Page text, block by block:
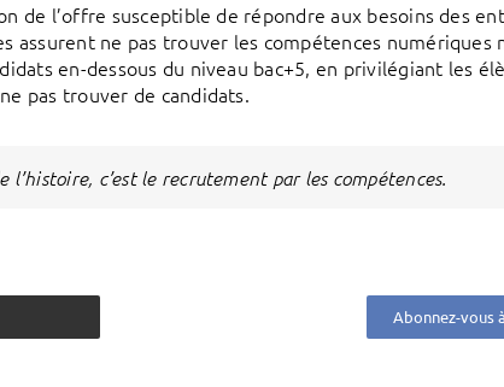
de l’offre susceptible de répondre aux besoins des
assurent ne pas trouver les compétences numériques
en-dessous du niveau bac+5, en privilégiant les
pas trouver de candidats.
l’histoire, c’est le recrutement par les compétences.
Abonnez-vous